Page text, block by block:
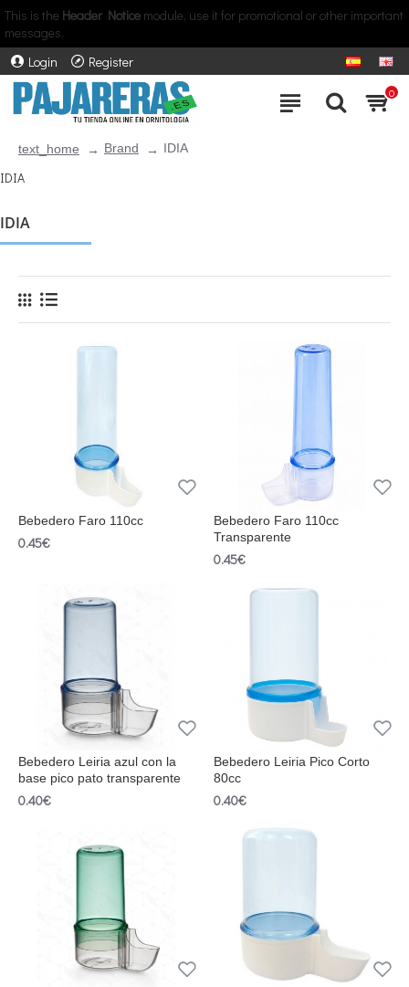
This is the Header Notice module, use it for promotional or other important
messages.
Login
Register
0
text_home Brand IDIA
IDIA
IDIA
Bebedero Faro 110cc
0.45€
Bebedero Faro 110cc
Transparente
0.45€
Bebedero Leiria azul con la
base pico pato transparente
0.40€
Bebedero Leiria Pico Corto
80cc
0.40€